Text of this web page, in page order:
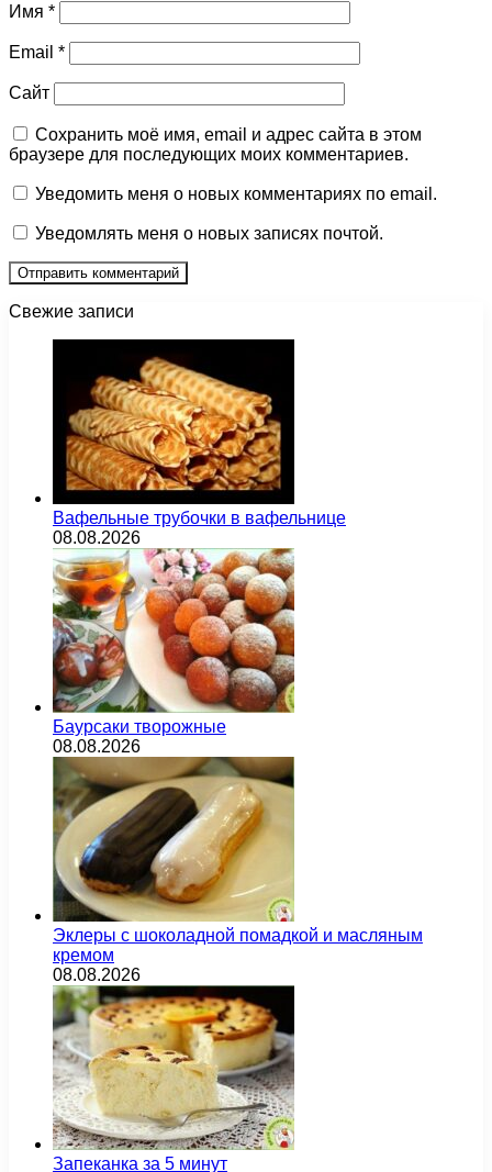
Имя *
Email *
Сайт
Сохранить моё имя, email и адрес сайта в этом
браузере для последующих моих комментариев.
Уведомить меня о новых комментариях по email.
Уведомлять меня о новых записях почтой.
Свежие записи
Вафельные трубочки в вафельнице
08.08.2026
Баурсаки творожные
08.08.2026
Эклеры с шоколадной помадкой и масляным
кремом
08.08.2026
Запеканка за 5 минут